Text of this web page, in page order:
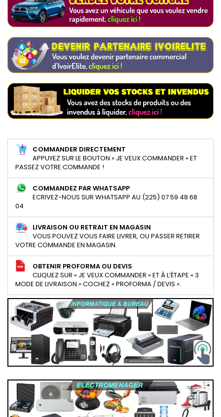
COMMANDER DIRECTEMENT
APPUYEZ SUR LE BOUTON « JE VEUX COMMANDER » ET
PASSEZ VOTRE COMMANDE !
COMMANDEZ PAR WHATSAPP
ECRIVEZ-NOUS SUR WHATSAPP AU (225) 07 59 48 68
04
LIVRAISON OU RETRAIT EN MAGASIN
VOUS POUVEZ VOUS FAIRE LIVRER, OU PASSER RETIRER
VOTRE COMMANDE EN MAGASIN.
OBTENIR PROFORMA OU DEVIS
CLIQUEZ SUR « JE VEUX COMMANDER » ET À L’ÉTAPE « 3
MODE DE LIVRAISON » COCHEZ « PROFORMA / DEVIS ».